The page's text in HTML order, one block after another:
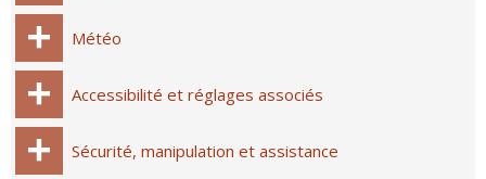
Météo
Accessibilité et réglages associés
Sécurité, manipulation et assistance